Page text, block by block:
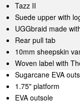
Tazz II
Suede upper with
UGGbraid made
Rear pull tab
10mm sheepskin
Woven label with
Sugarcane EVA
1.75" platform
EVA outsole